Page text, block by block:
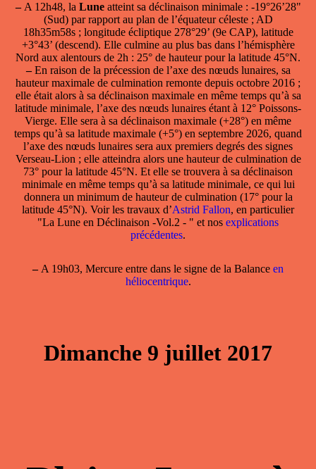
–A 12h48, la Luneatteint sa déclinaison minimale: -19°26’28"
(Sud) par rapport au plan de l’équateur céleste ; AD
18h35m58s ; longitude écliptique 278°29’ (9e CAP), latitude
+3°43’ (descend). Elle culmine au plus bas dans l’hémisphère
Nord aux alentours de 2h : 25° de hauteur pour la latitude 45°N.
–En raison de la précession de l’axe des nœuds lunaires, sa
hauteur maximale de culmination remonte depuis octobre 2016 ;
elle était alors à sa déclinaison maximale en même temps qu’à sa
latitude minimale, l’axe des nœuds lunaires étant à 12° Poissons-
Vierge. Elle sera à sa déclinaison maximale (+28°) en même
temps qu’à sa latitude maximale (+5°) en septembre 2026, quand
l’axe des nœuds lunaires sera aux premiers degrés des signes
Verseau-Lion ; elle atteindra alors une hauteur de culmination de
73° pour la latitude 45°N. Et elle se trouvera à sa déclinaison
minimale en même temps qu’à sa latitude minimale, ce qui lui
donnera un minimum de hauteur de culmination (17° pour la
latitude 45°N). Voir les travaux d’Astrid Fallon, en particulier
"La Lune en Déclinaison -Vol.2 - " et nos explications
précédentes.
–A 19h03, Mercure entre dans le signe de la Balance en
héliocentrique.
Dimanche 9 juillet 2017